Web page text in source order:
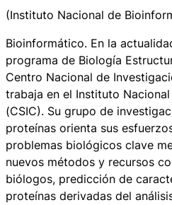
(Instituto Nacional de
Bioinformático. En la
programa de Biología
Centro Nacional de
trabaja en el Instituto
(CSIC). Su grupo de
proteínas orienta sus
problemas biológicos clave
nuevos métodos y recursos
biólogos, predicción de
proteínas derivadas del